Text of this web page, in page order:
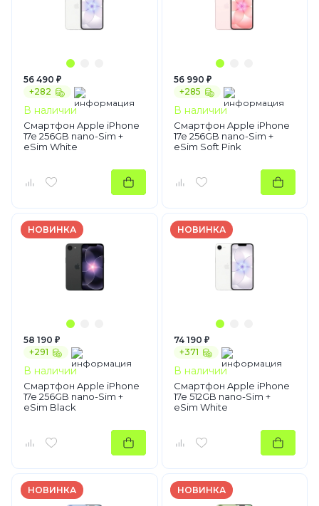
56 490 ₽
+282
В наличии
Смартфон Apple iPhone
17e 256GB nano-Sim +
eSim White
56 990 ₽
+285
В наличии
Смартфон Apple iPhone
17e 256GB nano-Sim +
eSim Soft Pink
НОВИНКА
58 190 ₽
+291
В наличии
Смартфон Apple iPhone
17e 256GB nano-Sim +
eSim Black
НОВИНКА
74 190 ₽
+371
В наличии
Смартфон Apple iPhone
17e 512GB nano-Sim +
eSim White
НОВИНКА НОВИНКА